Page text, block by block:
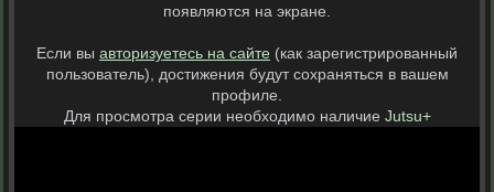
появляются на экране.
Если вы авторизуетесь на сайте (как зарегистрированный
пользователь), достижения будут сохраняться в вашем
профиле.
Для просмотра серии необходимо наличие Jutsu+